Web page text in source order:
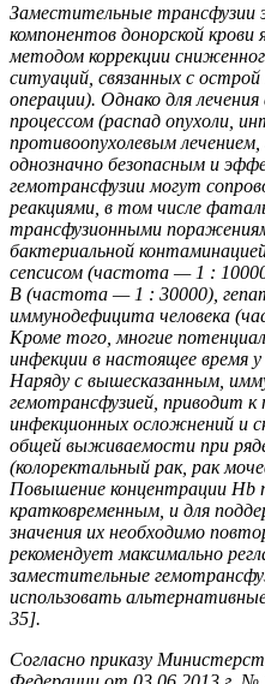
Заместительные
компонентов донорской
методом коррекции
ситуаций, связанных с
операции). Однако для
процессом (распад опухоли,
противоопухолевым
однозначно безопасным и
гемотрансфузии могут
реакциями, в том числе
трансфузионными
бактериальной
сепсисом (частота — 1 :
В (частота — 1 : 30000),
иммунодефицита человека
Кроме того, многие
инфекции в настоящее время
Наряду с вышесказанным,
гемотрансфузией, приводит
инфекционных осложнений и
общей выживаемости при
(колоректальный рак, рак
Повышение концентрации Hb
кратковременным, и для
значения их необходимо
рекомендует максимально
заместительные
использовать
35].
Согласно приказу